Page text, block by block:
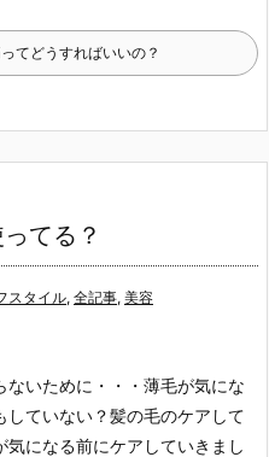
てどうすればいいの？
てる？
スタイル, 全記事, 美容
ないために・・・薄毛が気にな
していない？髪の毛のケアして
気になる前にケアしていきまし